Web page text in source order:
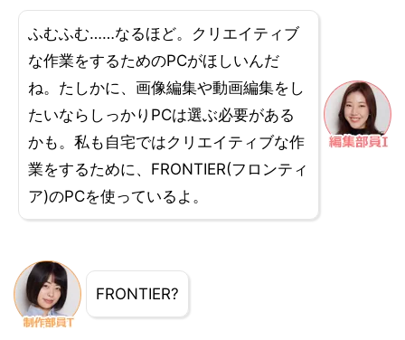
ふむふむ……なるほど。クリエイティブ
な作業をするためのPCがほしいんだ
ね。たしかに、画像編集や動画編集をし
たいならしっかりPCは選ぶ必要がある
かも。私も自宅ではクリエイティブな作
業をするために、FRONTIER(フロンティ
ア)のPCを使っているよ。
FRONTIER?